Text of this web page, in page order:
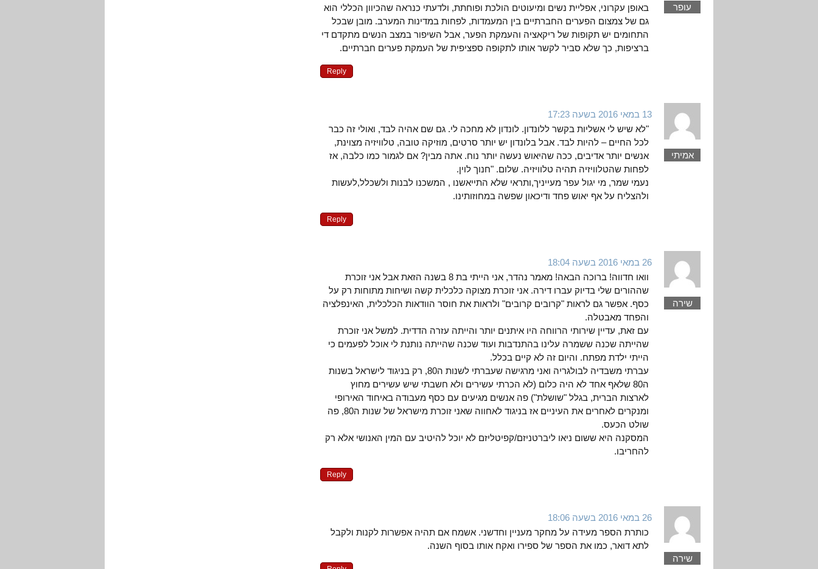
עופר
באופן עקרוני, אפליית נשים ומיעוטים הולכת ופוחתת, ולדעתי כנראה שהכיוון הכללי הוא
גם של צמצום הפערים החברתיים בין המעמדות, לפחות במדינות המערב. מובן שבכל
התחומים יש תקופות של ריקאציה והעמקת הפער, אבל השיפור במצב הנשים מתקדם די
ברציפות, כך שלא סביר לקשר אותו לתקופה ספציפית של העמקת פערים חברתיים.
Reply
אמיתי
13 במאי 2016 בשעה 17:23
"לא שיש לי אשליות בקשר ללונדון. לונדון לא מחכה לי. גם שם אהיה לבד, ואולי זה כבר
לכל החיים – להיות לבד. אבל בלונדון יש יותר סרטים, מוזיקה טובה, טלוויזיה מצוינת,
אנשים יותר אדיבים, ככה שהיאוש נעשה יותר נוח. אתה מבין? אם לגמור כמו כלבה, אז
לפחות שהטלוויזיה תהיה טלוויזיה. שלום. "חנוך לוין.
נעמי שמר, מי יגול עפר מעייניך,ותראי שלא התייאשנו , המשכנו לבנות ולשכלל,לעשות
ולהצליח על אף יאוש פחד ודיכאון שפשה במחוזותינו.
Reply
שירה
26 במאי 2016 בשעה 18:04
וואו חדווה! ברוכה הבאה! מאמר נהדר, אני הייתי בת 8 בשנה הזאת אבל אני זוכרת
שההורים שלי בדיוק עברו דירה. אני זוכרת מצוקה כלכלית קשה ושיחות מתוחות רק על
כסף. אפשר גם לראות "קרובים קרובים" ולראות את חוסר הוודאות הכלכלית, האינפלציה
והפחד מאבטלה.
עם זאת, עדיין שירותי הרווחה היו איתנים יותר והייתה עזרה הדדית. למשל אני זוכרת
שהייתה שכנה ששמרה עלינו בהתנדבות ועוד שכנה שהייתה נותנת לי אוכל לפעמים כי
הייתי ילדת מפתח. והיום זה לא קיים בכלל.
עברתי משבדיה לבולגריה ואני מרגישה שעברתי לשנות ה80, רק בניגוד לישראל בשנות
ה80 שלאף אחד לא היה כלום (לא הכרתי עשירים ולא חשבתי שיש עשירים מחוץ
לארצות הברית, בגלל "שושלת") פה אנשים מגיעים עם כסף מעבודה באיחוד האירופי
ומנקרים לאחרים את העיניים אז בניגוד לאחווה שאני זוכרת מישראל של שנות ה80, פה
שולט הכעס.
המסקנה היא ששום ניאו ליברטניזם/קפיטליזם לא יוכל להיטיב עם המין האנושי אלא רק
להחריבו.
Reply
שירה
26 במאי 2016 בשעה 18:06
כותרת הספר מעידה על מחקר מעניין וחדשני. אשמח אם תהיה אפשרות לקנות ולקבל
לתא דואר, כמו את הספר של ספירו ואקח אותו בסוף השנה.